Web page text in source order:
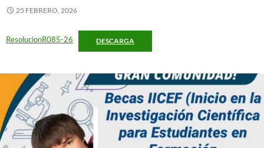
25 FEBRERO, 2026
ResolucionR085-26 DESCARGA